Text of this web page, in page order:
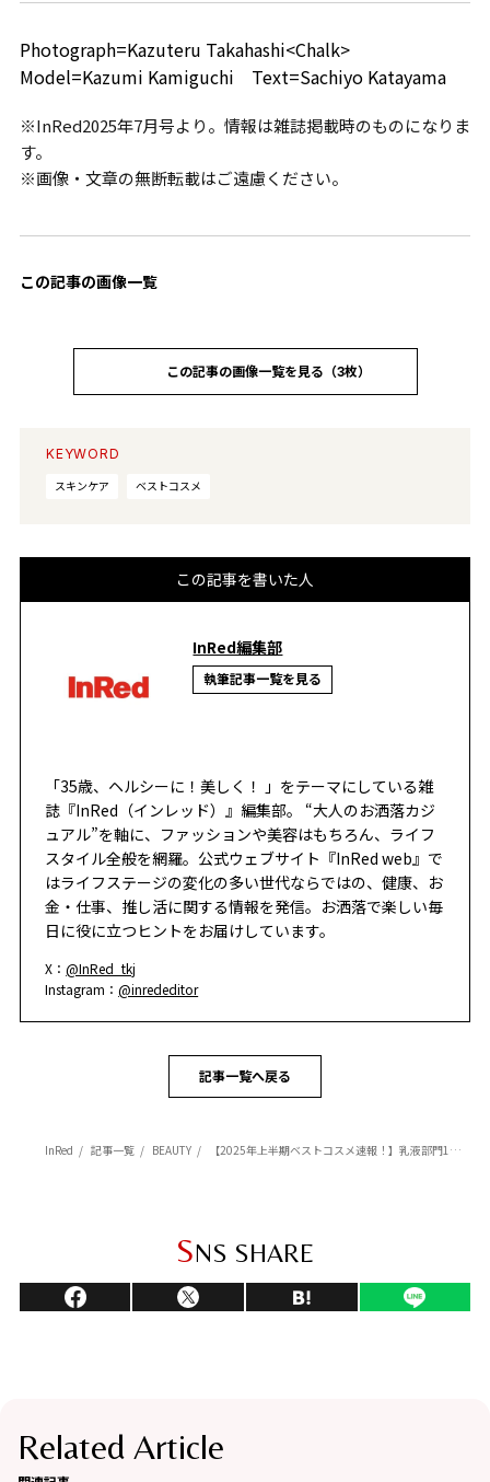
Photograph=Kazuteru Takahashi<Chalk>
Model=Kazumi Kamiguchi Text=Sachiyo Katayama
※InRed2025年7月号より。情報は雑誌掲載時のものになりま
す。
※画像・文章の無断転載はご遠慮ください。
この記事の画像一覧
この記事の画像一覧を見る（3枚）
KEYWORD
スキンケア
ベストコスメ
この記事を書いた人
InRed編集部
執筆記事一覧を見る
「35歳、ヘルシーに！美しく！ 」をテーマにしている雑
誌『InRed（インレッド）』編集部。 “大人のお洒落カジ
ュアル”を軸に、ファッションや美容はもちろん、ライフ
スタイル全般を網羅。公式ウェブサイト『InRed web』で
はライフステージの変化の多い世代ならではの、健康、お
金・仕事、推し活に関する情報を発信。お洒落で楽しい毎
日に役に立つヒントをお届けしています。
X：@InRed_tkj
Instagram：@inrededitor
記事一覧へ戻る
InRed 記事一覧 BEAUTY 【2025年上半期ベストコスメ速報！】乳液部門1位は『アルビオン』！「ハリと透明感」で理想の肌を叶える！
SNS SHARE
Related Article